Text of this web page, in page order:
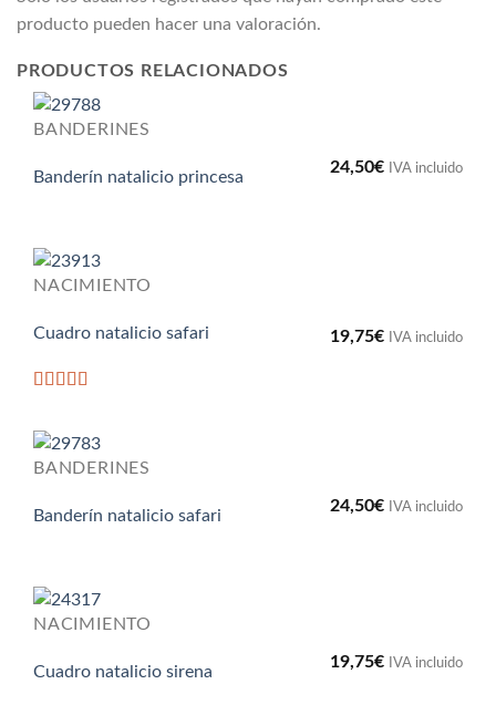
producto pueden hacer una valoración.
PRODUCTOS RELACIONADOS
BANDERINES
Banderín natalicio princesa
24,50€ IVA incluido
NACIMIENTO
Cuadro natalicio safari 19,75€ IVA incluido
BANDERINES
Banderín natalicio safari
24,50€ IVA incluido
NACIMIENTO
Cuadro natalicio sirena
19,75€ IVA incluido